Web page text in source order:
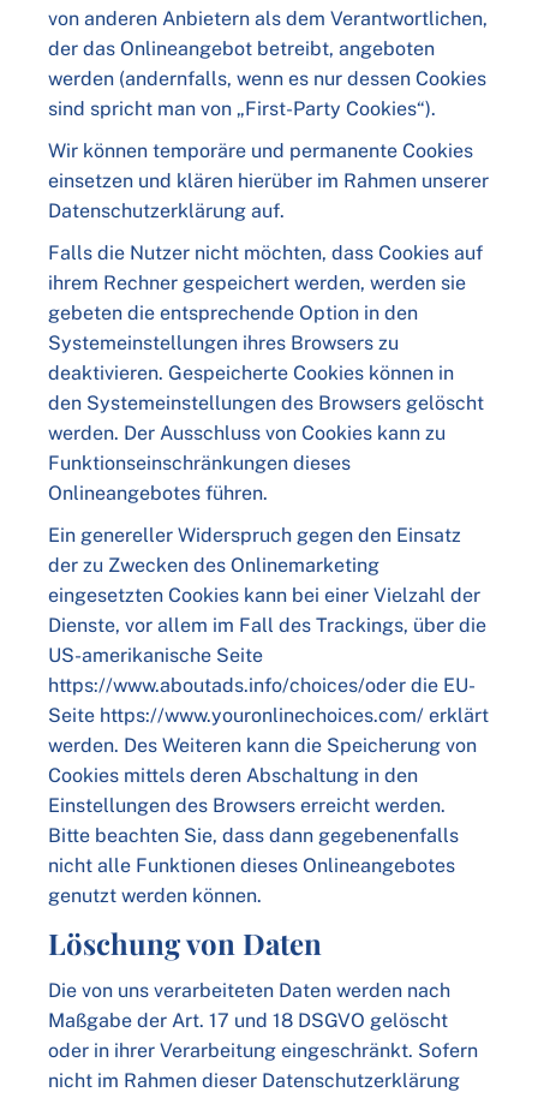
von anderen Anbietern als dem Verantwortlichen,
der das Onlineangebot betreibt, angeboten
werden (andernfalls, wenn es nur dessen Cookies
sind spricht man von „First-Party Cookies“).
Wir können temporäre und permanente Cookies
einsetzen und klären hierüber im Rahmen unserer
Datenschutzerklärung auf.
Falls die Nutzer nicht möchten, dass Cookies auf
ihrem Rechner gespeichert werden, werden sie
gebeten die entsprechende Option in den
Systemeinstellungen ihres Browsers zu
deaktivieren. Gespeicherte Cookies können in
den Systemeinstellungen des Browsers gelöscht
werden. Der Ausschluss von Cookies kann zu
Funktionseinschränkungen dieses
Onlineangebotes führen.
Ein genereller Widerspruch gegen den Einsatz
der zu Zwecken des Onlinemarketing
eingesetzten Cookies kann bei einer Vielzahl der
Dienste, vor allem im Fall des Trackings, über die
US-amerikanische Seite
https://www.aboutads.info/choices/oder die EU-
Seite https://www.youronlinechoices.com/ erklärt
werden. Des Weiteren kann die Speicherung von
Cookies mittels deren Abschaltung in den
Einstellungen des Browsers erreicht werden.
Bitte beachten Sie, dass dann gegebenenfalls
nicht alle Funktionen dieses Onlineangebotes
genutzt werden können.
Löschung von Daten
Die von uns verarbeiteten Daten werden nach
Maßgabe der Art. 17 und 18 DSGVO gelöscht
oder in ihrer Verarbeitung eingeschränkt. Sofern
nicht im Rahmen dieser Datenschutzerklärung